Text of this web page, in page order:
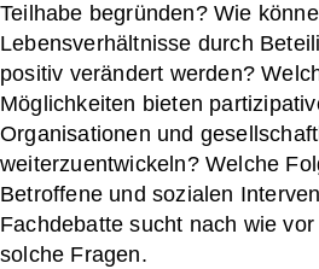
Teilhabe begründen? Wie
Lebensverhältnisse durch
positiv verändert werden?
Möglichkeiten bieten
Organisationen und
weiterzuentwickeln? Welche
Betroffene und sozialen
Fachdebatte sucht nach wie
solche Fragen.